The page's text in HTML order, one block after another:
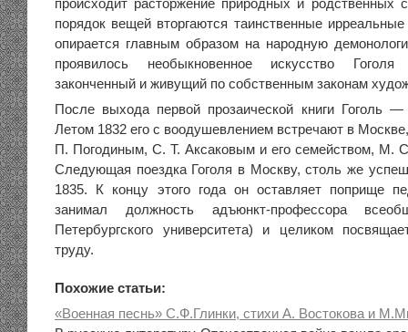
происходит расторжение природных и родственных
порядок вещей вторгаются таинственные
опирается главным образом на народную
проявилось необыкновенное искусство
законченный и живущий по собственным законам
После выхода первой прозаической книги Гоголь
Летом 1832 его с воодушевлением встречают в
П. Погодиным, С. Т. Аксаковым и его семейством, М.
Следующая поездка Гоголя в Москву, столь же
1835. К концу этого года он оставляет поприще
занимал должность адъюнкт-профессора
Петербургского университета) и целиком
труду.
Похожие статьи:
«Военная песнь» С.Ф.Глинки, стихи А. Востокова и